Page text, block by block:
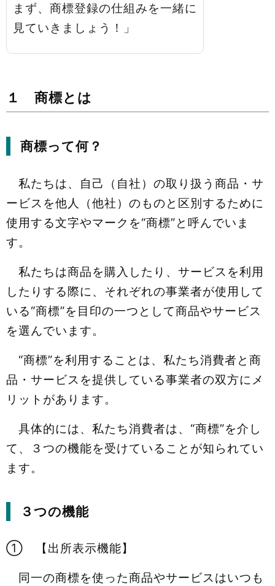
まず、商標登録の仕組みを一緒に
見ていきましょう！」
１ 商標とは
商標って何？
私たちは、自己（自社）の取り扱う商品・サ
ービスを他人（他社）のものと区別するために
使用する文字やマークを“商標”と呼んでいま
す。
私たちは商品を購入したり、サービスを利用
したりする際に、それぞれの事業者が使用して
いる“商標”を目印の一つとして商品やサービス
を選んでいます。
“商標”を利用することは、私たち消費者と商
品・サービスを提供している事業者の双方にメ
リットがあります。
具体的には、私たち消費者は、“商標”を介し
て、３つの機能を受けていることが知られてい
ます。
３つの機能
① 【出所表示機能】
同一の商標を使った商品やサービスはいつも